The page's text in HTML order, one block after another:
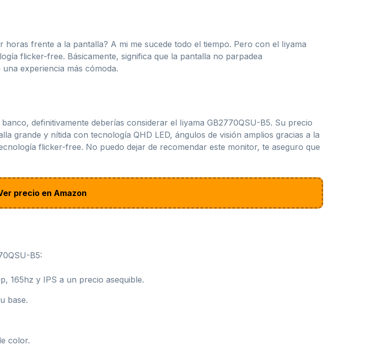
horas frente a la pantalla? A mi me sucede todo el tiempo. Pero con el Iiyama
flicker-free. Básicamente, significa que la pantalla no parpadea
experiencia más cómoda.
definitivamente deberías considerar el Iiyama GB2770QSU-B5. Su precio
grande y nítida con tecnología QHD LED, ángulos de visión amplios gracias a la
flicker-free. No puedo dejar de recomendar este monitor, te aseguro que
precio en Amazon
B5:
165hz y IPS a un precio asequible.
base.
color.